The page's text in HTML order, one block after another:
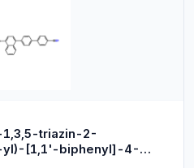
triazin-2-
yl)-[1,1'-biphenyl]-4-